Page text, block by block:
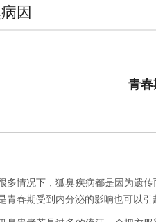
因
青春
多情况下，狐臭疾病都是因为遗
青春期受到内分泌的影响也可以